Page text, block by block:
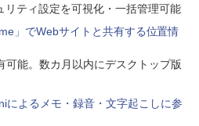
リティ設定を可視化・一括管理可能
」でWebサイトと共有する位置情
可能。数カ月以内にデスクトップ版
によるメモ・録音・文字起こしに参